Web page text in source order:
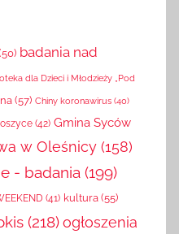
badania nad
dla Dzieci i Młodzieży „Pod
(57) Chiny koronawirus (40)
(42) Gmina Syców
w Oleśnicy (158)
- badania (199)
(41) kultura (55)
(218)ogłoszenia